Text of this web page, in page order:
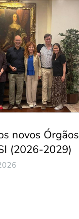
novos Órgãos
(2026-2029)